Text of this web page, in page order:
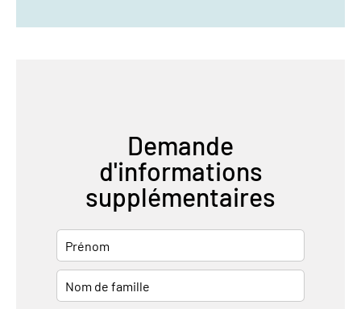
Demande
d'informations
supplémentaires